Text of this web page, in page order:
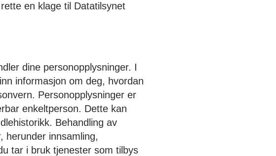
en klage til Datatilsynet
dine personopplysninger. I
informasjon om deg, hvordan
Personopplysninger er
enkeltperson. Dette kan
Behandling av
herunder innsamling,
tar i bruk tjenester som tilbys